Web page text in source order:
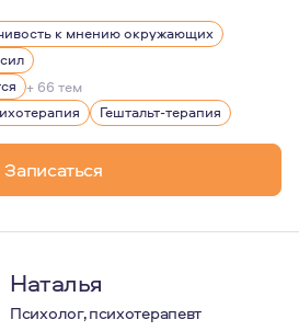
доверительное общение.
учиться, осваивать новые
к мнению окружающих
+ 66 тем
Гештальт-терапия
Записаться
Наталья
Психолог, психотерапевт